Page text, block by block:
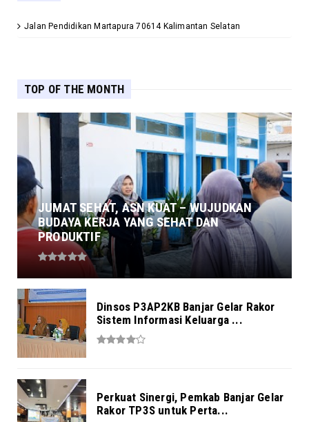
Jalan Pendidikan Martapura 70614 Kalimantan Selatan
TOP OF THE MONTH
JUMAT SEHAT, ASN KUAT – WUJUDKAN
BUDAYA KERJA YANG SEHAT DAN
PRODUKTIF
Dinsos P3AP2KB Banjar Gelar Rakor
Sistem Informasi Keluarga ...
Perkuat Sinergi, Pemkab Banjar Gelar
Rakor TP3S untuk Perta...